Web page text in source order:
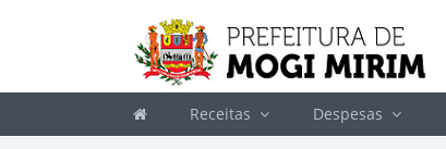
Receitas Despesas